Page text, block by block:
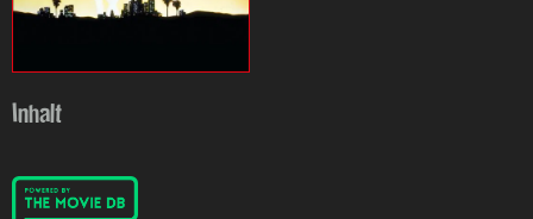
Inhalt